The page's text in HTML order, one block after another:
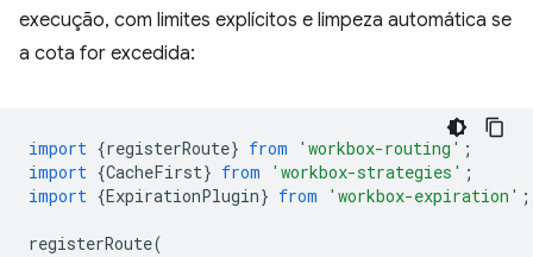
execução, com limites explícitos e limpeza automática se
a cota for excedida:
import {registerRoute} from 'workbox-routing' ;
import {CacheFirst} from 'workbox-strategies' ;
import {ExpirationPlugin} from 'workbox-expiration' ;
registerRoute(